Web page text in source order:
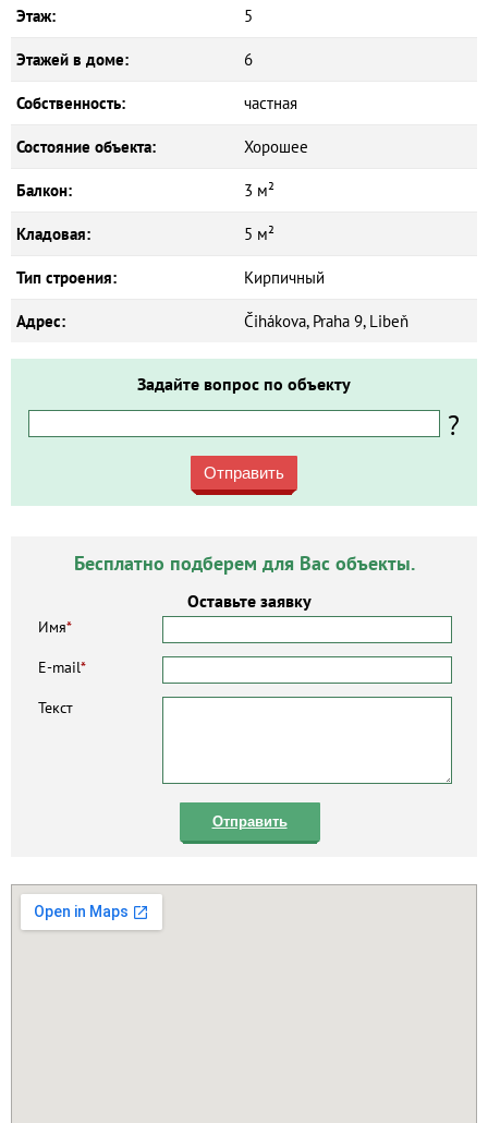
Этаж: 5
Этажей в доме: 6
Собственность: частная
Состояние объекта: Хорошее
Балкон: 3 м²
Кладовая: 5 м²
Тип строения: Кирпичный
Адрес: Čihákova, Praha 9, Libeň
Задайте вопрос по объекту
?
Отправить
Бесплатно подберем для Вас объекты.
Оставьте заявку
Имя*
E-mail*
Текст
Отправить